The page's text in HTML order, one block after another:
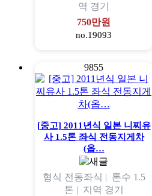
역 경기
750만원
no.19093
9855
[중고] 2011년식 일본 니찌유
사 1.5톤 좌식 전동지게차
(옵…
형식 전동좌식 | 톤수 1.5
톤 | 지역 경기